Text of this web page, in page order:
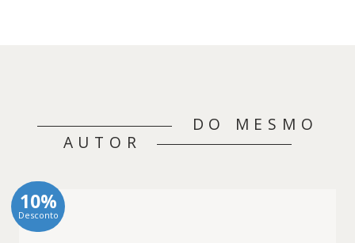
DO MESMO
AUTOR
10%
Desconto